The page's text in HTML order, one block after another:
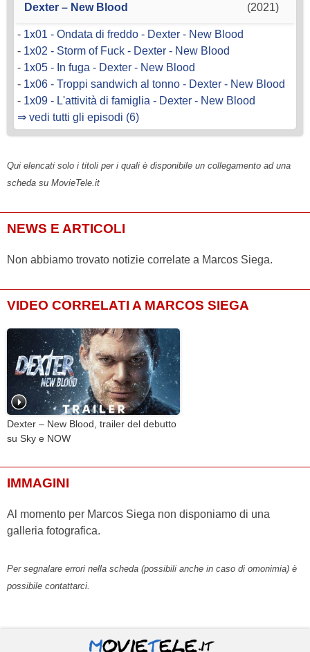
Dexter – New Blood (2021)
- 1x01 - Ondata di freddo - Dexter - New Blood
- 1x02 - Storm of Fuck - Dexter - New Blood
- 1x05 - In fuga - Dexter - New Blood
- 1x06 - Troppi sandwich al tonno - Dexter - New Blood
- 1x09 - L'attività di famiglia - Dexter - New Blood
⇒ vedi tutti gli episodi (6)
Qui elencati solo i titoli per i quali è disponibile un collegamento ad una
scheda su MovieTele.it
NEWS E ARTICOLI
Non abbiamo trovato notizie correlate a Marcos Siega.
VIDEO CORRELATI A MARCOS SIEGA
Dexter – New Blood, trailer del debutto
su Sky e NOW
IMMAGINI
Al momento per Marcos Siega non disponiamo di una
galleria fotografica.
Per segnalare errori nella scheda (possibili anche in caso di omonimia) è
possibile contattarci.